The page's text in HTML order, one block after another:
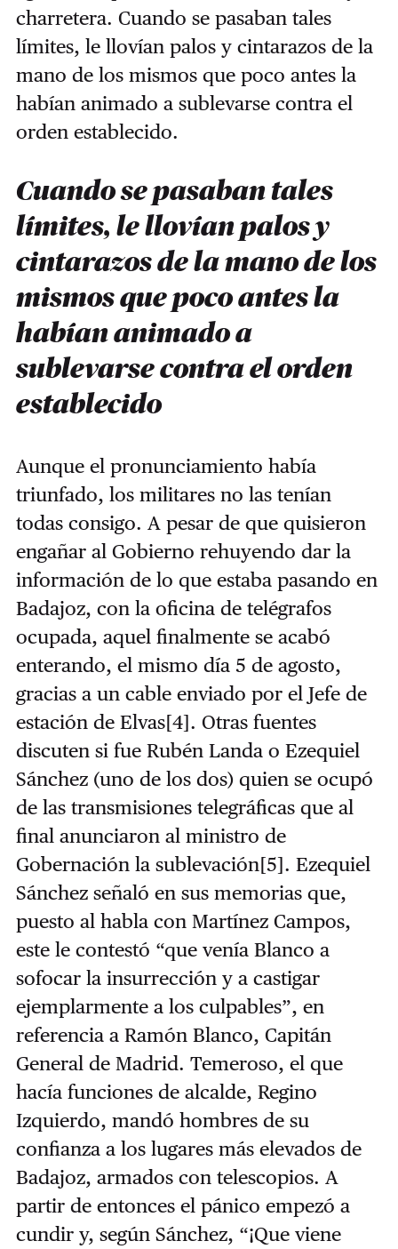
charretera. Cuando se pasaban tales
límites, le llovían palos y cintarazos de la
mano de los mismos que poco antes la
habían animado a sublevarse contra el
orden establecido.
Cuando se pasaban tales
límites, le llovían palos y
cintarazos de la mano de los
mismos que poco antes la
habían animado a
sublevarse contra el orden
establecido
Aunque el pronunciamiento había
triunfado, los militares no las tenían
todas consigo. A pesar de que quisieron
engañar al Gobierno rehuyendo dar la
información de lo que estaba pasando en
Badajoz, con la oficina de telégrafos
ocupada, aquel finalmente se acabó
enterando, el mismo día 5 de agosto,
gracias a un cable enviado por el Jefe de
estación de Elvas[4]. Otras fuentes
discuten si fue Rubén Landa o Ezequiel
Sánchez (uno de los dos) quien se ocupó
de las transmisiones telegráficas que al
final anunciaron al ministro de
Gobernación la sublevación[5]. Ezequiel
Sánchez señaló en sus memorias que,
puesto al habla con Martínez Campos,
este le contestó “que venía Blanco a
sofocar la insurrección y a castigar
ejemplarmente a los culpables”, en
referencia a Ramón Blanco, Capitán
General de Madrid. Temeroso, el que
hacía funciones de alcalde, Regino
Izquierdo, mandó hombres de su
confianza a los lugares más elevados de
Badajoz, armados con telescopios. A
partir de entonces el pánico empezó a
cundir y, según Sánchez, “¡Que viene